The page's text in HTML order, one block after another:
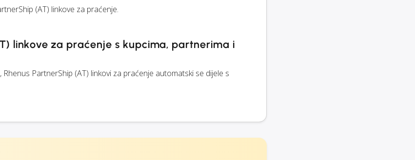
(AT) linkove za praćenje.
linkove za praćenje s kupcima, partnerima i
PartnerShip (AT) linkovi za praćenje automatski se dijele s